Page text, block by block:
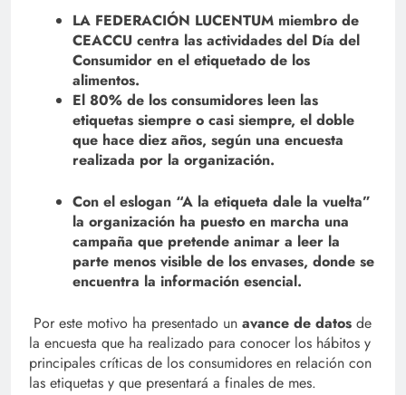
LA FEDERACIÓN LUCENTUM miembro de
CEACCU centra las actividades del Día del
Consumidor en el etiquetado de los
alimentos.
El 80% de los consumidores leen las
etiquetas siempre o casi siempre, el doble
que hace diez años, según una encuesta
realizada por la organización.
Con el eslogan “A la etiqueta dale la vuelta”
la organización ha puesto en marcha una
campaña que pretende animar a leer la
parte menos visible de los envases, donde se
encuentra la información esencial.
Por este motivo ha presentado un avance de datos de
la encuesta que ha realizado para conocer los hábitos y
principales críticas de los consumidores en relación con
las etiquetas y que presentará a finales de mes.